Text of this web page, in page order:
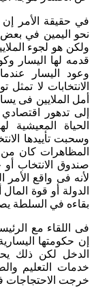
في حقيقة الأمر إن
نحو اليمين في بعض
ولكن هو لجوء
قدمه لها اليسار
وعود اليسار
الانتخابات لا
أمل الملايين فى
إلى تدهور
الحياة المعيشية
وسحبت تأييدها
المظاهرات كان
صندوق الانتخاب
لأنه فى واقع
الدولة أو قوة
بقاءه في السلطة
فى اللقاء مع
إن حكومتها
الدخل لكن ذلك
خدمات التعليم
خرجت الاحتجاجات في